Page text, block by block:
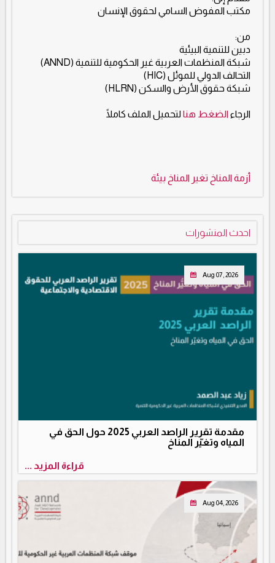
مكتب المفوض السامي لحقوق الإنسان
من:
دبين للتنمية البيئية
شبكة المنظمات العربية غير الحكومية للتنمية (ANND)
التحالف الدولي للموئل (HIC)
شبكة حقوق الأرض والسكن (HLRN)
الرجاء الضغط هنالتحميل الملف كاملًا
أزمة المناخ تغير المناخ بيئة
احدث المنشورات
Aug 07, 2026
مقدمة تقرير الراصد العربي 2025 حول الحق في
المياه وتغيّر المناخ
قراءة المزيد ...
Aug 04, 2026